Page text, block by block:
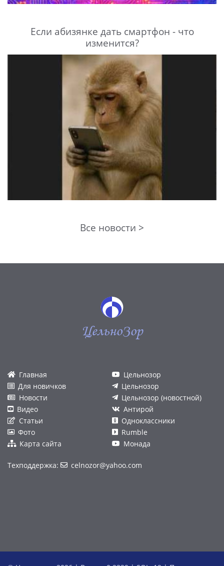
Если абизянке дать смартфон - что
изменится?
Все новости >
ЦельноЗор
Главная
Для новичков
Новости
Видео
Статьи
Фото
Карта сайта
Цельнозор
Цельнозор
Цельнозор (новостной)
Антирой
Одноклассники
Rumble
Монада
Техподдержка: celnozor@yahoo.com